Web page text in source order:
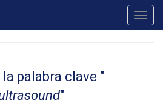
palabra clave "
"